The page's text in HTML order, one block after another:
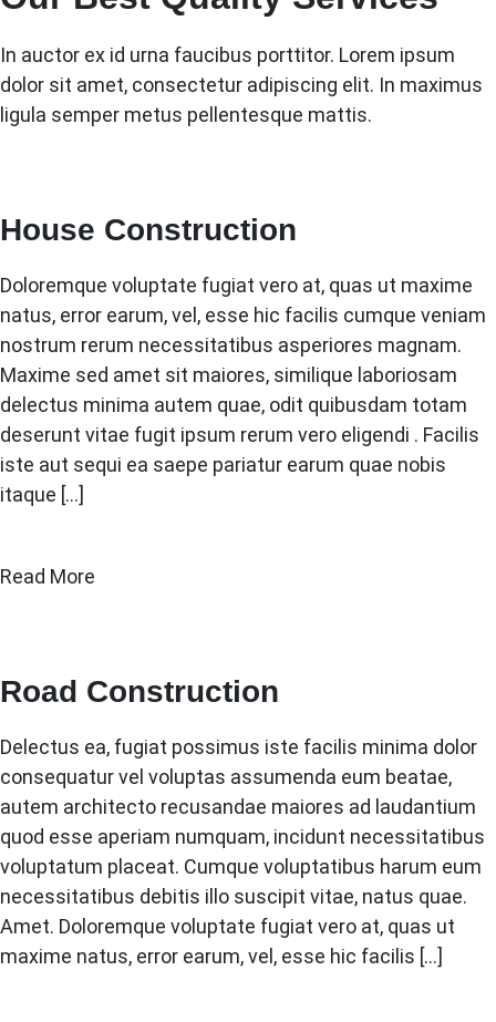
In auctor ex id urna faucibus porttitor. Lorem ipsum
dolor sit amet, consectetur adipiscing elit. In maximus
ligula semper metus pellentesque mattis.
House Construction
Doloremque voluptate fugiat vero at, quas ut maxime
natus, error earum, vel, esse hic facilis cumque veniam
nostrum rerum necessitatibus asperiores magnam.
Maxime sed amet sit maiores, similique laboriosam
delectus minima autem quae, odit quibusdam totam
deserunt vitae fugit ipsum rerum vero eligendi . Facilis
iste aut sequi ea saepe pariatur earum quae nobis
itaque […]
Read More
Road Construction
Delectus ea, fugiat possimus iste facilis minima dolor
consequatur vel voluptas assumenda eum beatae,
autem architecto recusandae maiores ad laudantium
quod esse aperiam numquam, incidunt necessitatibus
voluptatum placeat. Cumque voluptatibus harum eum
necessitatibus debitis illo suscipit vitae, natus quae.
Amet. Doloremque voluptate fugiat vero at, quas ut
maxime natus, error earum, vel, esse hic facilis […]